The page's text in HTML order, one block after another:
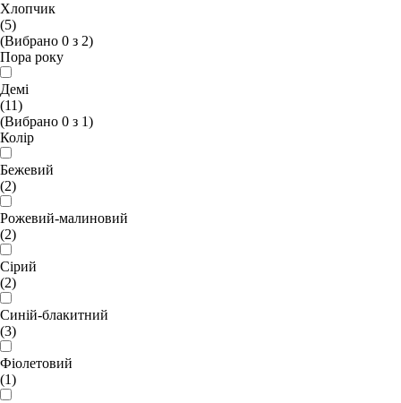
Хлопчик
(5)
(Вибрано 0 з 2)
Пора року
Демі
(11)
(Вибрано 0 з 1)
Колір
Бежевий
(2)
Рожевий-малиновий
(2)
Сірий
(2)
Синій-блакитний
(3)
Фіолетовий
(1)